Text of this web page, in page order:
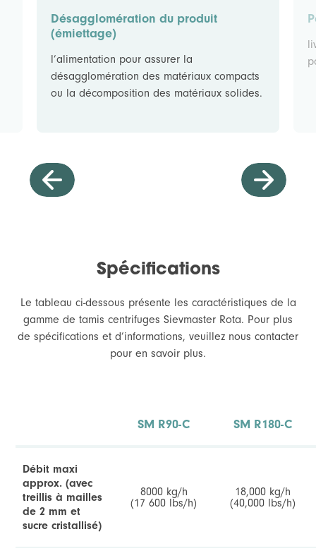
Désagglomération du produit
(émiettage)
l’alimentation pour assurer la
désagglomération des matériaux compacts
ou la décomposition des matériaux solides.
Spécifications
Le tableau ci-dessous présente les caractéristiques de la
gamme de tamis centrifuges Sievmaster Rota. Pour plus
de spécifications et d’informations, veuillez nous contacter
pour en savoir plus.
SM R90-C SM R180-C
Débit maxi
approx. (avec
treillis à mailles
de 2 mm et
sucre cristallisé)
8000 kg/h
(17 600 lbs/h)
18,000 kg/h
(40,000 lbs/h)